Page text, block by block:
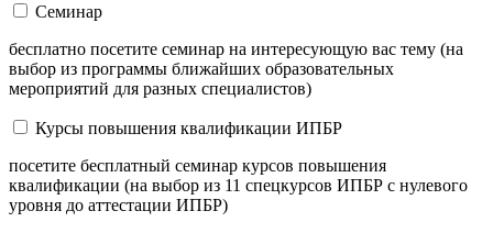
Семинар
бесплатно посетите семинар на интересующую вас тему (на
выбор из программы ближайших образовательных
мероприятий для разных специалистов)
Курсы повышения квалификации ИПБР
посетите бесплатный семинар курсов повышения
квалификации (на выбор из 11 спецкурсов ИПБР с нулевого
уровня до аттестации ИПБР)